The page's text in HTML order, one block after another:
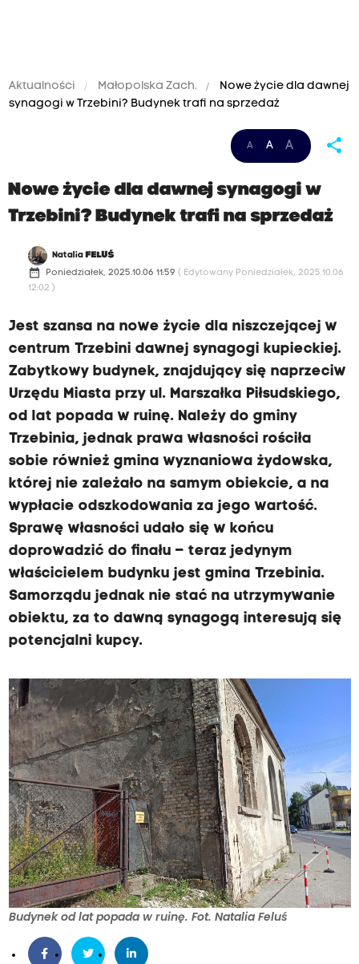
Aktualności Małopolska Zach.
Nowe życie dla dawnej
synagogi w Trzebini? Budynek trafi na sprzedaż
A A A share
Nowe życie dla dawnej synagogi w
Trzebini? Budynek trafi na sprzedaż
Natalia FELUŚ
date_range Poniedziałek, 2025.10.06 11:59 ( Edytowany Poniedziałek, 2025.10.06
12:02 )
Jest szansa na nowe życie dla niszczejącej w
centrum Trzebini dawnej synagogi kupieckiej.
Zabytkowy budynek, znajdujący się naprzeciw
Urzędu Miasta przy ul. Marszałka Piłsudskiego,
od lat popada w ruinę. Należy do gminy
Trzebinia, jednak prawa własności rościła
sobie również gmina wyznaniowa żydowska,
której nie zależało na samym obiekcie, a na
wypłacie odszkodowania za jego wartość.
Sprawę własności udało się w końcu
doprowadzić do finału – teraz jedynym
właścicielem budynku jest gmina Trzebinia.
Samorządu jednak nie stać na utrzymywanie
obiektu, za to dawną synagogą interesują się
potencjalni kupcy.
Budynek od lat popada w ruinę. Fot. Natalia Feluś